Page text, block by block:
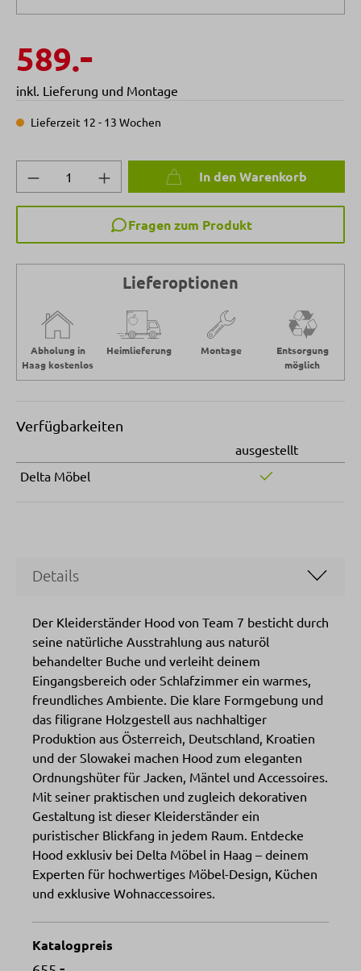
589.-
inkl. Lieferung und Montage
Lieferzeit 12 - 13 Wochen
Produkt Anzahl: Gib den gewünschten
In den Warenkorb
Fragen zum Produkt
Lieferoptionen
Abholung in
Haag kostenlos
Heimlieferung Montage
Entsorgung
möglich
Verfügbarkeiten
ausgestellt
Delta Möbel
Details
Der Kleiderständer Hood von Team 7 besticht durch
seine natürliche Ausstrahlung aus naturöl
behandelter Buche und verleiht deinem
Eingangsbereich oder Schlafzimmer ein warmes,
freundliches Ambiente. Die klare Formgebung und
das filigrane Holzgestell aus nachhaltiger
Produktion aus Österreich, Deutschland, Kroatien
und der Slowakei machen Hood zum eleganten
Ordnungshüter für Jacken, Mäntel und Accessoires.
Mit seiner praktischen und zugleich dekorativen
Gestaltung ist dieser Kleiderständer ein
puristischer Blickfang in jedem Raum. Entdecke
Hood exklusiv bei Delta Möbel in Haag – deinem
Experten für hochwertiges Möbel-Design, Küchen
und exklusive Wohnaccessoires.
Katalogpreis